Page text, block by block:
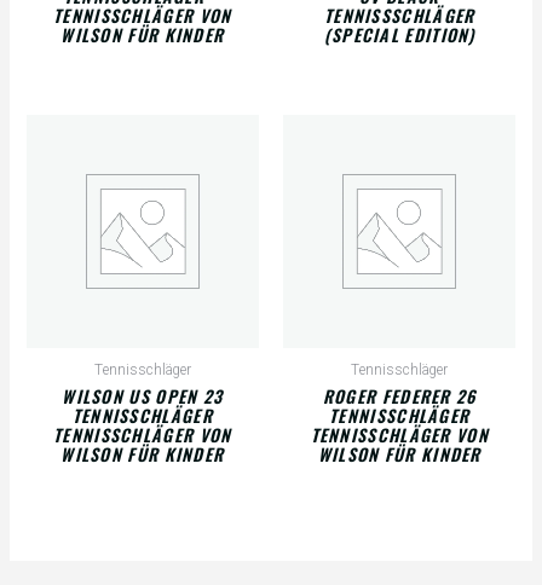
TENNISSCHLÄGER VON
WILSON FÜR KINDER
TENNISSSCHLÄGER
(SPECIAL EDITION)
Tennisschläger
WILSON US OPEN 23
TENNISSCHLÄGER
TENNISSCHLÄGER VON
WILSON FÜR KINDER
Tennisschläger
ROGER FEDERER 26
TENNISSCHLÄGER
TENNISSCHLÄGER VON
WILSON FÜR KINDER